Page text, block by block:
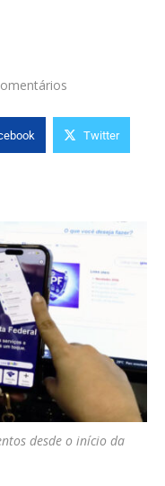
Twitter
desde o início da